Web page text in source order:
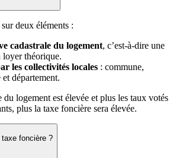
deux éléments :
cadastrale du logement, c’est-à-dire une
loyer théorique.
les collectivités locales : commune,
département.
du logement est élevée et plus les taux votés
plus la taxe foncière sera élevée.
taxe foncière ?